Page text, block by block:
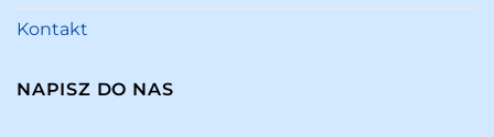
Kontakt
NAPISZ DO NAS